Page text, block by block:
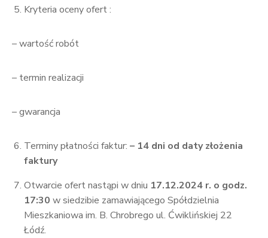
Kryteria oceny ofert :
– wartość robót
– termin realizacji
– gwarancja
Terminy płatności faktur: – 14 dni od daty złożenia
faktury
Otwarcie ofert nastąpi w dniu 17.12.2024 r. o godz.
17:30 w siedzibie zamawiającego Spółdzielnia
Mieszkaniowa im. B. Chrobrego ul. Ćwiklińskiej 22
Łódź.